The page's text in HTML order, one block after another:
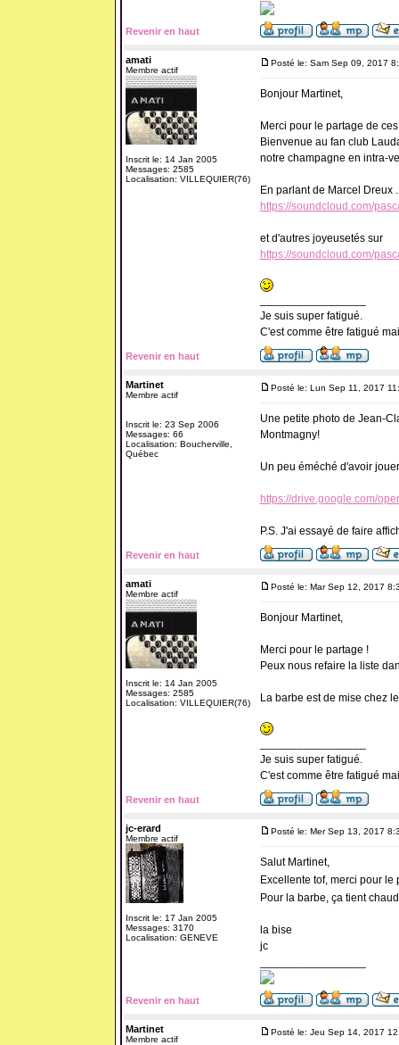
Revenir en haut
amati
Membre actif
Inscrit le: 14 Jan 2005
Messages: 2585
Localisation: VILLEQUIER(76)
Posté le: Sam Sep 09, 2017
Bonjour Martinet,
Merci pour le partage de
Bienvenue au fan club
notre champagne en intra-
En parlant de Marcel Dreux
https://soundcloud.com/
et d'autres joyeusetés sur
https://soundcloud.com/
Je suis super fatigué.
C'est comme être fatigué
Revenir en haut
Martinet
Membre actif
Inscrit le: 23 Sep 2006
Messages: 66
Localisation: Boucherville,
Québec
Posté le: Lun Sep 11, 2017
Une petite photo de Jean-
Montmagny!
Un peu éméché d'avoir
https://drive.google.com/
P.S. J'ai essayé de faire
Revenir en haut
amati
Membre actif
Inscrit le: 14 Jan 2005
Messages: 2585
Localisation: VILLEQUIER(76)
Posté le: Mar Sep 12, 2017
Bonjour Martinet,
Merci pour le partage !
Peux nous refaire la liste
La barbe est de mise chez
Je suis super fatigué.
C'est comme être fatigué
Revenir en haut
jc-erard
Membre actif
Inscrit le: 17 Jan 2005
Messages: 3170
Localisation: GENEVE
Posté le: Mer Sep 13, 2017
Salut Martinet,
Excellente tof, merci pour
Pour la barbe, ça tient
la bise
jc
Revenir en haut
Martinet
Membre actif
Posté le: Jeu Sep 14, 2017